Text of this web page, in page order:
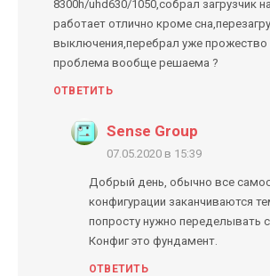
8300h/uhd630/1050,собрал загрузчик
работает отлично кроме
выключения,перебрал уже прожество
проблема вообще решаема ?
ОТВЕТИТЬ
Sense Group
07.05.2020 в 15:39
Добрый день, обычно все
конфигурации заканчиваются
попросту нужно переделывать с
Конфиг это фундамент.
ОТВЕТИТЬ